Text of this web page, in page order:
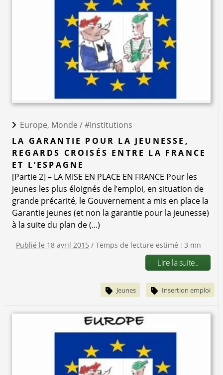
Europe, Monde /#Institutions
LA GARANTIE POUR LA JEUNESSE,
REGARDS CROISÉS ENTRE LA FRANCE
ET L’ESPAGNE
[Partie 2] – LA MISE EN PLACE EN FRANCE Pour les
jeunes les plus éloignés de l’emploi, en situation de
grande précarité, le Gouvernement a mis en place la
Garantie jeunes (et non la garantie pour la jeunesse)
à la suite du plan de (...)
Publié le 18 avril 2015 / Temps de lecture estimé : 3 mn
Lire la suite..
Jeunes Insertion emploi